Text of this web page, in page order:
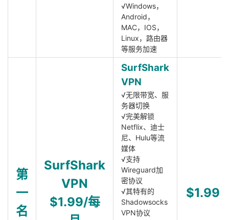
√Windows，
Android，
MAC，IOS，
Linux，路由器
等服务加速
第
一
名
SurfShark
VPN
$1.99/每
SurfShark
VPN
√无限带宽、服
务器切换
√完美解锁
Netflix、迪士
尼、Hulu等流
媒体
√支持
Wireguard加
密协议
√其特有的
Shadowsocks
VPN协议
$1.99